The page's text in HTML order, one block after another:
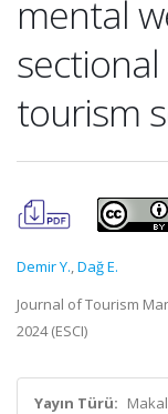
mental
tourism
Demir Y.,Dağ E.
Journal of Tourism
2024 (ESCI)
Yayın Türü: